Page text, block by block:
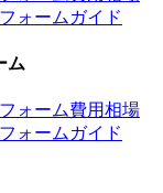
ォームガイド
ム
ォーム費用相場
ォームガイド